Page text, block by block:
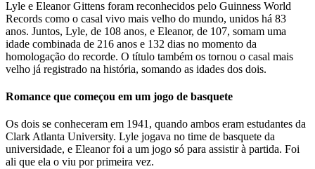
Lyle e Eleanor Gittens foram reconhecidos pelo Guinness World
Records como o casal vivo mais velho do mundo, unidos há 83
anos. Juntos, Lyle, de 108 anos, e Eleanor, de 107, somam uma
idade combinada de 216 anos e 132 dias no momento da
homologação do recorde. O título também os tornou o casal mais
velho já registrado na história, somando as idades dos dois.
Romance que começou em um jogo de basquete
Os dois se conheceram em 1941, quando ambos eram estudantes da
Clark Atlanta University. Lyle jogava no time de basquete da
universidade, e Eleanor foi a um jogo só para assistir à partida. Foi
ali que ela o viu por primeira vez.